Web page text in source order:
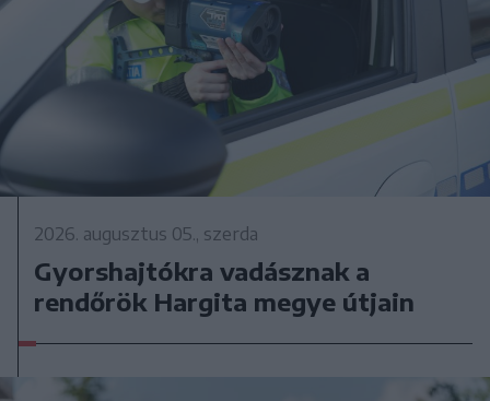
2026. augusztus 05., szerda
Gyorshajtókra vadásznak a
rendőrök Hargita megye útjain